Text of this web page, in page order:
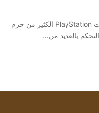
[ad_1] في الأشهر القليلة الماضية، أطلقت PlayStation الكثير من حزم